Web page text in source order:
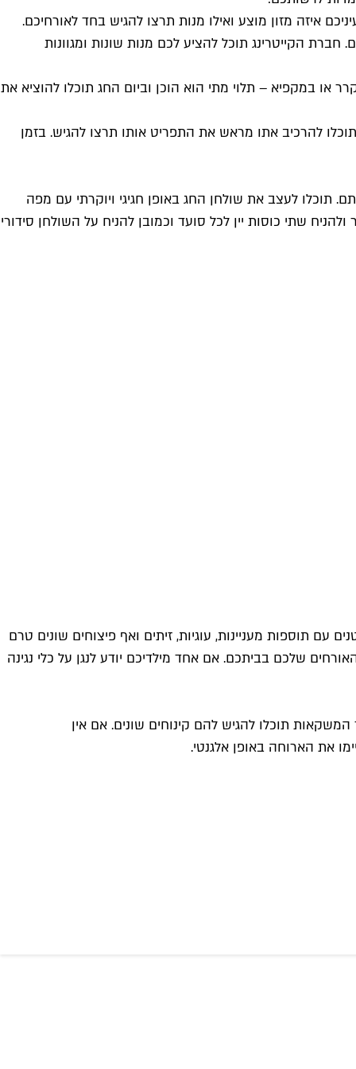
איזה מזון מוצע ואילו מנות תרצו להגיש בחד לאורחיכם.
הקייטרינג תוכל להציע לכם מנות שונות ומגוונות
במקפיא – תלוי מתי הוא הוכן וביום החג תוכלו להוציא את
להרכיב אתו מראש את התפריט אותו תרצו להגיש. בזמן
לעצב את שולחן החג באופן חגיגי ויוקרתי עם מפה
שתי כוסות יין לכל סועד וכמובן להניח על השולחן סידורי
תוספות מעניינות, עוגיות, זיתים ואף פיצוחים שונים טרם
שלכם בביתכם. אם אחד מילדיכם יודע לנגן על כלי נגינה
תוכלו להגיש להם קינוחים שונים. אם אין
את הארוחה באופן אלגנטי.